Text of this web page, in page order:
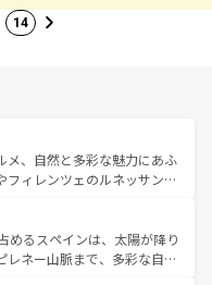
14
メ、自然と多彩な魅力にあふ
フィレンツェのルネッサンス
風景やアマルフィ海岸の絶
い。観光の合間には、本場の
リア料理を堪能することも
めるスペインは、太陽が降り
ネー山脈まで、多彩な自然